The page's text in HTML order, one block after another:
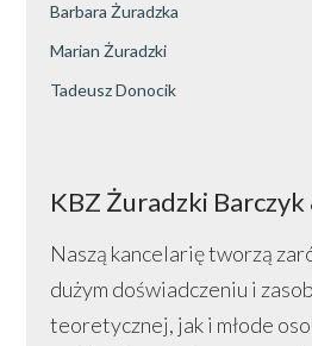
Barbara Żuradzka
Marian Żuradzki
Tadeusz Donocik
KBZ Żuradzki
Naszą kancelarię tworzą
dużym doświadczeniu i
teoretycznej, jak i młode